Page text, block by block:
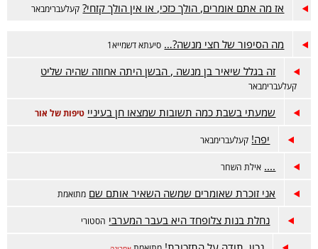
אז מה אתם אומרים, הולך כזכי, או אין הולך קזחי? קעלעברימבאר
מה הסיפור של חצי מנשה?… סיעתא דשמייא1
זה בגלל שיאיר בן מנשה , הבשן היתה אחוזה שהיה שליט
קעלעברימבאר
שמעתי בשבת כמה תשובות שמצאו חן בעיניי טיפות של אור
יפה! קעלעברימבאר
.... אילת השחר
אני זוכרת שאומרים שמשה השאיר אותם שם מתואמת
נחלת בנות צלופחד היא בעבר המערבי הסטורי